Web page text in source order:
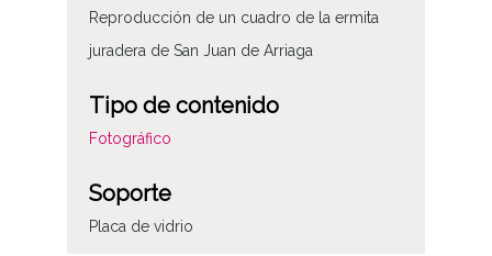
Reproducción de un cuadro de la ermita
juradera de San Juan de Arriaga
Tipo de contenido
Fotográfico
Soporte
Placa de vidrio